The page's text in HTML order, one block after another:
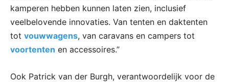
kamperen hebben kunnen laten zien, inclusief
veelbelovende innovaties. Van tenten en daktenten
tot vouwwagens, van caravans en campers tot
voortenten en accessoires.”
Ook Patrick van der Burgh, verantwoordelijk voor de